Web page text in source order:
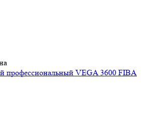
профессиональный VEGA 3600 FIBA